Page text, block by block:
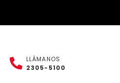
LLÁMANOS
2305-5100